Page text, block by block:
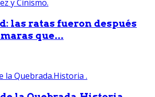
las ratas fueron después
que...